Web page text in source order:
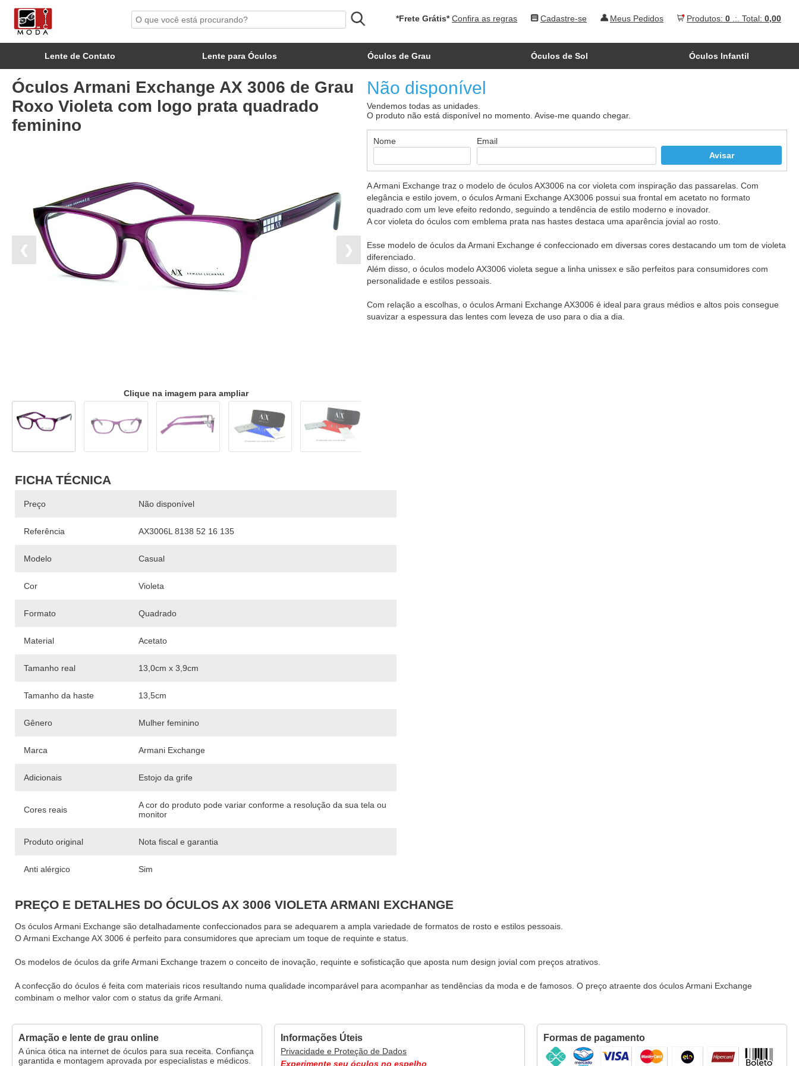
Produtos: 0 .:. Total: 0,00
Meus Pedidos
Cadastre-se
*Frete Grátis* Confira as regras
Lente de Contato Lente para Óculos Óculos de Grau Óculos de Sol Óculos Infantil
Óculos Armani Exchange AX 3006 de Grau
Roxo Violeta com logo prata quadrado
feminino
❮ ❯
Clique na imagem para ampliar
Não disponível
Vendemos todas as unidades.
O produto não está disponível no momento. Avise-me quando chegar.
Nome Email
A Armani Exchange traz o modelo de óculos AX3006 na cor violeta com inspiração das passarelas. Com
elegância e estilo jovem, o óculos Armani Exchange AX3006 possui sua frontal em acetato no formato
quadrado com um leve efeito redondo, seguindo a tendência de estilo moderno e inovador.
A cor violeta do óculos com emblema prata nas hastes destaca uma aparência jovial ao rosto.
Esse modelo de óculos da Armani Exchange é confeccionado em diversas cores destacando um tom de violeta
diferenciado.
Além disso, o óculos modelo AX3006 violeta segue a linha unissex e são perfeitos para consumidores com
personalidade e estilos pessoais.
Com relação a escolhas, o óculos Armani Exchange AX3006 é ideal para graus médios e altos pois consegue
FICHA TÉCNICA
Preço Não disponível
Referência AX3006L 8138 52 16 135
Modelo Casual
Cor Violeta
Formato Quadrado
Material Acetato
Tamanho real 13,0cm x 3,9cm
Tamanho da haste 13,5cm
Gênero Mulher feminino
Marca Armani Exchange
Adicionais Estojo da grife
Cores reais
A cor do produto pode variar conforme a resolução da sua tela ou
monitor
Produto original Nota fiscal e garantia
Anti alérgico Sim
PREÇO E DETALHES DO ÓCULOS AX 3006 VIOLETA ARMANI EXCHANGE
Os óculos Armani Exchange são detalhadamente confeccionados para se adequarem a ampla variedade de formatos de rosto e estilos pessoais.
O Armani Exchange AX 3006 é perfeito para consumidores que apreciam um toque de requinte e status.
Os modelos de óculos da grife Armani Exchange trazem o conceito de inovação, requinte e sofisticação que aposta num design jovial com preços atrativos.
A confecção do óculos é feita com materiais ricos resultando numa qualidade incomparável para acompanhar as tendências da moda e de famosos. O preço atraente dos óculos Armani Exchange
combinam o melhor valor com o status da grife Armani.
Armação e lente de grau online
A única ótica na internet de óculos para sua receita. Confiança
garantida e montagem aprovada por especialistas e médicos.
Informações Úteis
Privacidade e Proteção de Dados
Experimente seu óculos no espelho
Formas de pagamento